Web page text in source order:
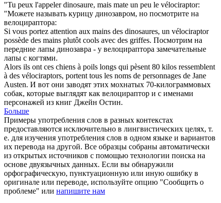
"Tu peux l'appeler dinosaure, mais mate un peu le vélociraptor:
"Можете называть курицу динозавром, но посмотрите на
велоцираптора:
Si vous portez attention aux mains des dinosaures, un vélociraptor
possède des mains plutôt cools avec des griffes. Посмотрим на
передние лапы динозавра - у велоцираптора замечательные
лапы с когтями.
Alors ils ont ces chiens à poils longs qui pèsent 80 kilos ressemblent
à des vélociraptors, portent tous les noms de personnages de Jane
Austen. И вот они заводят этих мохнатых 70-килограммовых
собак, которые выглядят как велоцираптор и с именами
персонажей из книг Джейн Остин.
Больше
Примеры употребления слов в разных контекстах
предоставляются исключительно в лингвистических целях, т.
е. для изучения употребления слов в одном языке и вариантов
их перевода на другой. Все образцы собраны автоматически
из открытых источников с помощью технологии поиска на
основе двуязычных данных. Если вы обнаружили
орфографическую, пунктуационную или иную ошибку в
оригинале или переводе, используйте опцию "Сообщить о
проблеме" или напишите нам